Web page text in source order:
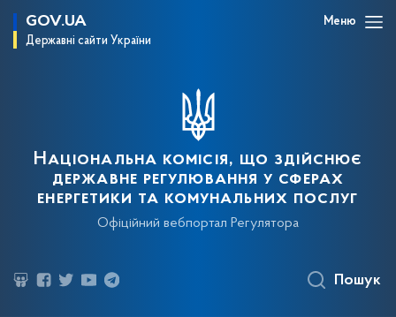
GOV.UA
Державні сайти України
Меню
Національна комісія, що здійснює
державне регулювання у сферах
енергетики та комунальних послуг
Офіційний вебпортал Регулятора
Пошук